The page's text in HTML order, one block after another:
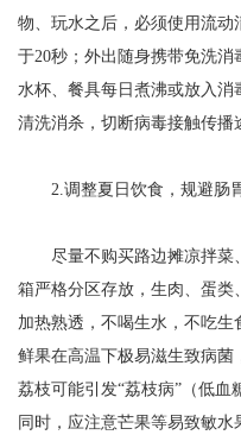
物、玩水之后，必须使用流
于20秒；外出随身携带免洗
水杯、餐具每日煮沸或放入消
清洗消杀，切断病毒接触传播
2.调整夏日饮食，规避肠
尽量不购买路边摊凉拌菜
箱严格分区存放，生肉、蛋
加热熟透，不喝生水，不吃
鲜果在高温下极易滋生致病菌
荔枝可能引发“荔枝病”（低血
同时，应注意芒果等易致敏水